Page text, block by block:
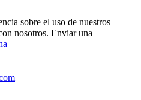
sobre el uso de nuestros
nosotros. Enviar una